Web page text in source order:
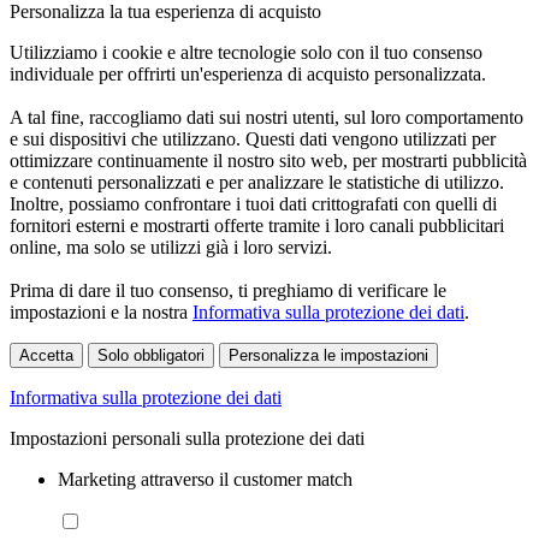
Personalizza la tua esperienza di acquisto
Utilizziamo i cookie e altre tecnologie solo con il tuo consenso
individuale per offrirti un'esperienza di acquisto personalizzata.
A tal fine, raccogliamo dati sui nostri utenti, sul loro comportamento
e sui dispositivi che utilizzano. Questi dati vengono utilizzati per
ottimizzare continuamente il nostro sito web, per mostrarti pubblicità
e contenuti personalizzati e per analizzare le statistiche di utilizzo.
Inoltre, possiamo confrontare i tuoi dati crittografati con quelli di
fornitori esterni e mostrarti offerte tramite i loro canali pubblicitari
online, ma solo se utilizzi già i loro servizi.
Prima di dare il tuo consenso, ti preghiamo di verificare le
impostazioni e la nostra Informativa sulla protezione dei dati.
Accetta Solo obbligatori Personalizza le impostazioni
Informativa sulla protezione dei dati
Impostazioni personali sulla protezione dei dati
Marketing attraverso il customer match